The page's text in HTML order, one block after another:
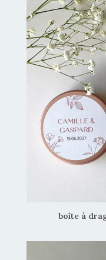
boîte à